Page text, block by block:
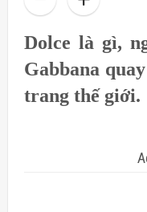
Dolce là gì,
Gabbana
trang thế giới.